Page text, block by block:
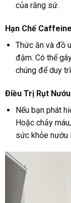
của răng sứ.
Hạn Chế
Thức ăn và đồ
đậm. Có thể
chúng để duy
Điều Trị Rụt
Nếu bạn phát
Hoặc chảy
sức khỏe nướu